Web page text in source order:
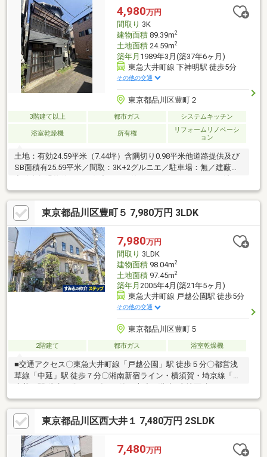
【TOYO KITCHEN採用】 【ビルトイン食器洗い乾燥機(Miere)】
【ミストサウナ付浴室換気乾燥機】 「エネファーム」連携
4,980万円
間取り 3K
建物面積89.39m2
土地面積24.59m2
築年月 1989年3月(築37年6ヶ月)
東急大井町線 下神明駅 徒歩5分
その他の交通
東京都品川区豊町２
3階建て以上 都市ガス システムキッチン
浴室乾燥機 所有権
リフォームリノベーシ
ョン
土地：有効24.59平米（7.44坪）含隅切り0.98平米他道路提供及び
SB面積有25.59平米／間取：3K+2グルニエ／駐車場：無／建蔽・
容積率超過物件につき住宅ローン使えません。／リフォーム済
（令和8年7月13日完了）室内：キッチン・バス・トイレ・洗面交
換、給湯器交換、全室洋室、建具新規、電気工事（50アンペア）
外装他：外壁・屋根塗装、バルコニー防水、建物内給水・給湯管
新規、基礎を一部鉄筋補強
東京都品川区豊町５ 7,980万円 3LDK
7,980万円
間取り 3LDK
建物面積98.04m2
土地面積97.45m2
築年月 2005年4月(築21年5ヶ月)
東急大井町線 戸越公園駅 徒歩5分
その他の交通
東京都品川区豊町５
2階建て 都市ガス 浴室乾燥機
■交通アクセス〇東急大井町線「戸越公園」駅 徒歩５分〇都営浅
草線「中延」駅 徒歩７分〇湘南新宿ライン・横須賀・埼京線「西
４５㎡※別途私道負担面積７．３４㎡あり■建物面積：９８.０４㎡
（1階：56.18㎡ 2階：41.86㎡) 木造瓦葺2階建■バルコニーおよ
びお庭南東向きのため、陽当り・通風良好■借地期間：２０４３
年迄。■様々な用途に利用可能な３ＬＤＫ。全居室6帖以上！！
東京都品川区西大井１ 7,480万円 2SLDK
7,480万円